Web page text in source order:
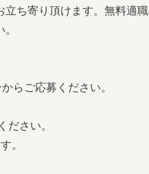
ち寄り頂けます。無料適職
らご応募ください。
さい。
。